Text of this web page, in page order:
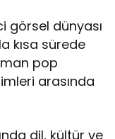
görsel dünyası
kısa sürede
pop
arasında
dil, kültür ve